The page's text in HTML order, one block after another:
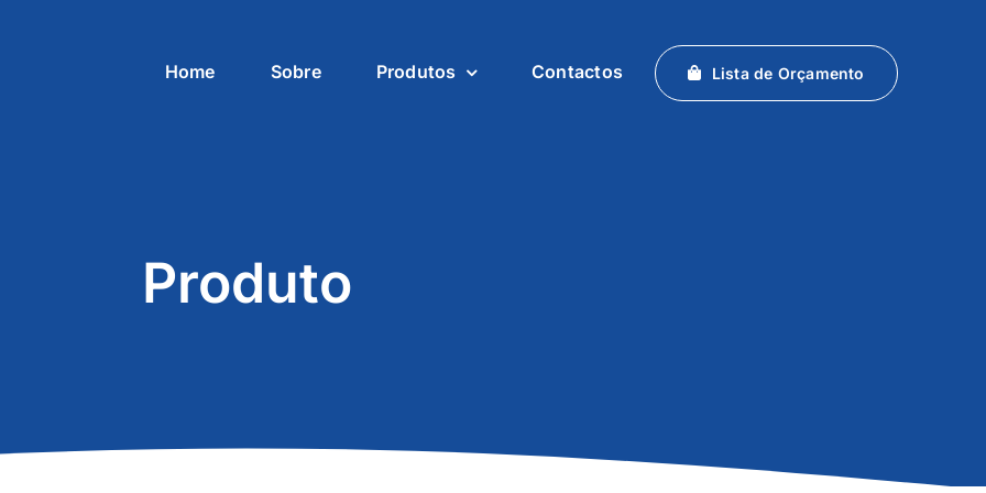
Home Sobre Produtos Contactos Lista de Orçamento
Produto